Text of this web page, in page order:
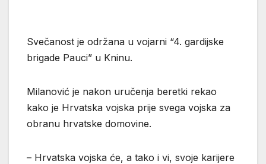
Svečanost je održana u vojarni “4. gardijske
brigade Pauci” u Kninu.
Milanović je nakon uručenja beretki rekao
kako je Hrvatska vojska prije svega vojska za
obranu hrvatske domovine.
– Hrvatska vojska će, a tako i vi, svoje karijere